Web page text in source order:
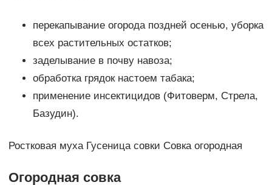
перекапывание огорода поздней осенью, уборка
всех растительных остатков;
заделывание в почву навоза;
обработка грядок настоем табака;
применение инсектицидов (Фитоверм, Стрела,
Базудин).
Ростковая муха Гусеница совки Совка огородная
Огородная совка